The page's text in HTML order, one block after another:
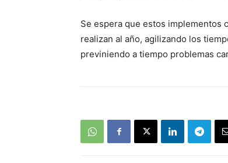
Se espera que estos implementos
realizan al año, agilizando los
previniendo a tiempo problemas